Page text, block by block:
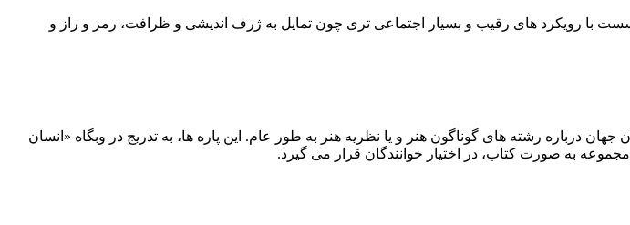
با رویکرد های رقیب و بسیار اجتماعی تری چون تمایل به ژرف اندیشی و ظرافت، رمز و راز و
درباره رشته های گوناگون هنر و یا نظریه هنر به طور عام. این پاره ها، به تدریج در وبگاه «انسان
به صورت کتاب، در اختیار خوانندگان قرار می گیرد.